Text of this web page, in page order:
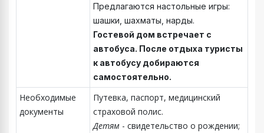
Предлагаются настольные игры:
шашки, шахматы, нарды.
Гостевой дом встречает с
автобуса. После отдыха туристы
к автобусу добираются
самостоятельно.
Необходимые
документы
Путевка, паспорт, медицинский
страховой полис.
Детям - свидетельство о рождении;